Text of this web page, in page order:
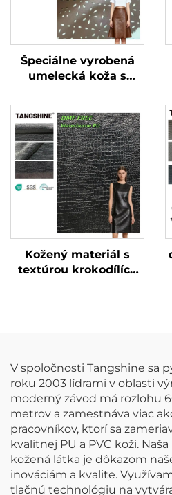
Špeciálne vyrobená
umelecká koža s
štruktúrou pre
oblečenie a bundy
Kožený materiál s
textúrou krokodílích
V spoločnosti Tangshine sa
roku 2003 lídrami v oblasti
moderný závod má rozlohu
metrov a zamestnáva viac
pracovníkov, ktorí sa
kvalitnej PU a PVC koži.
kožená látka je dôkazom
inováciám a kvalite.
tlačnú technológiu na